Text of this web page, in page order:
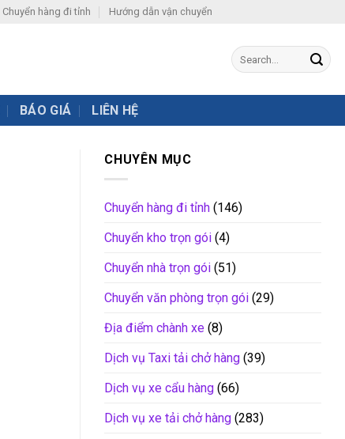
Chuyển hàng đi tỉnh Hướng dẫn vận chuyển
BÁO GIÁ LIÊN HỆ
CHUYÊN MỤC
Chuyển hàng đi tỉnh (146)
Chuyển kho trọn gói (4)
Chuyển nhà trọn gói (51)
Chuyển văn phòng trọn gói (29)
Địa điểm chành xe (8)
Dịch vụ Taxi tải chở hàng (39)
Dịch vụ xe cẩu hàng (66)
Dịch vụ xe tải chở hàng (283)